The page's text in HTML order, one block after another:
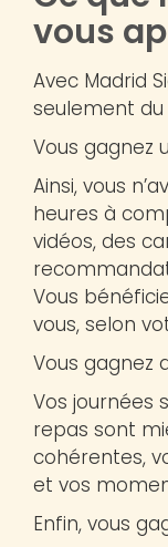
vous
Avec Madrid
seulement
Vous gagnez
Ainsi, vous
heures à
vidéos, des
Vous
vous, selon
Vous gagnez
Vos journées
repas sont
cohérentes,
et vos
Enfin, vous